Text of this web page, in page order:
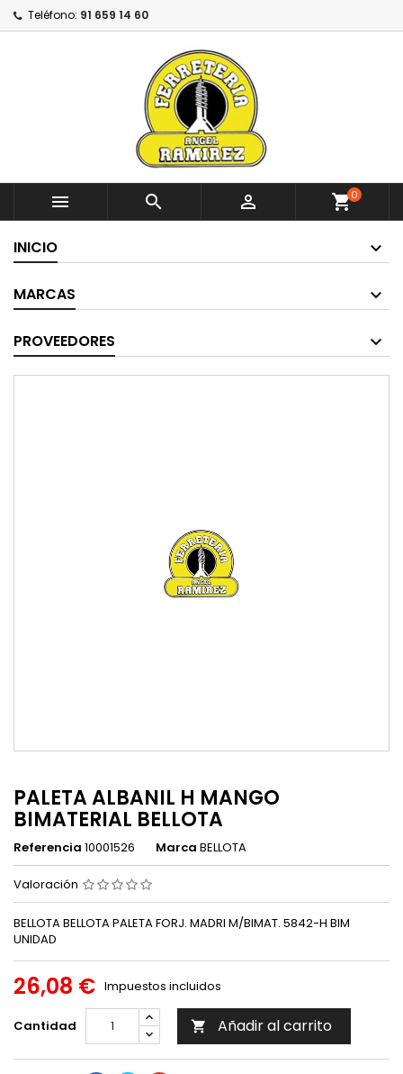
Teléfono: 91 659 14 60
   shopping_cart0
INICIO
MARCAS
PROVEEDORES
PALETA ALBANIL H MANGO
BIMATERIAL BELLOTA
Referencia 10001526 Marca BELLOTA
Valoración
BELLOTA BELLOTA PALETA FORJ. MADRI M/BIMAT. 5842-H BIM
UNIDAD
26,08 € Impuestos incluidos
Cantidad  Añadir al carrito